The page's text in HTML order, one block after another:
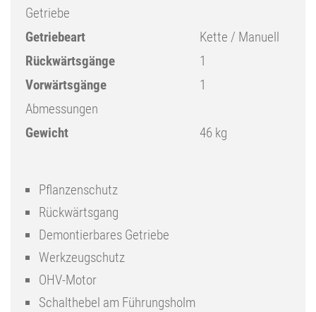
Getriebe
Getriebeart
Kette / Manuell
Rückwärtsgänge
1
Vorwärtsgänge
1
Abmessungen
Gewicht
46 kg
Pflanzenschutz
Rückwärtsgang
Demontierbares Getriebe
Werkzeugschutz
OHV-Motor
Schalthebel am Führungsholm